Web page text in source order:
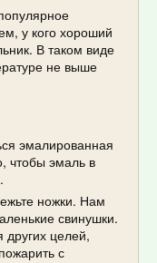
у кого хороший
В таком виде
не выше
эмалированная
чтобы эмаль в
ножки. Нам
свинушки.
других целей,
с